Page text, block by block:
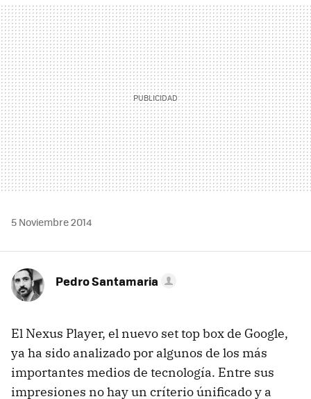
MAIL
5 Noviembre 2014
Pedro Santamaria
El Nexus Player, el nuevo set top box de Google,
ya ha sido analizado por algunos de los más
importantes medios de tecnología. Entre sus
impresiones no hay un críterio únificado y a